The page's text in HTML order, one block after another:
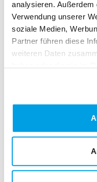
analysieren.
Verwendung unserer
soziale Medien,
Partner führen diese
weiteren Daten